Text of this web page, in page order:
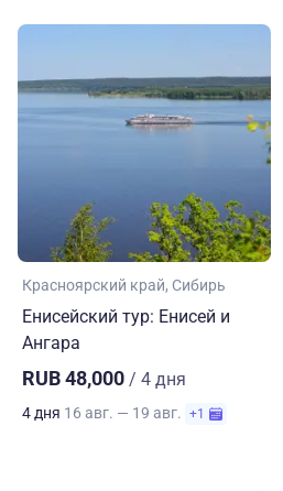
Красноярский край Сибирь
Енисейский тур: Енисей и
Ангара
RUB 48,000 / 4 дня
4 дня 16 авг. — 19 авг. +1